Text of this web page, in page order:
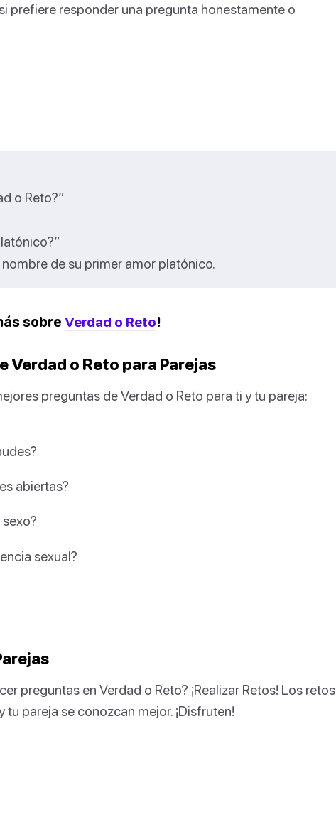
prefiere responder una pregunta honestamente o
o Reto?”
de su primer amor platónico.
sobre Verdad o Reto!
Verdad o Reto para Parejas
preguntas de Verdad o Reto para ti y tu pareja:
abiertas?
sexual?
preguntas en Verdad o Reto? ¡Realizar Retos! Los retos
pareja se conozcan mejor. ¡Disfruten!